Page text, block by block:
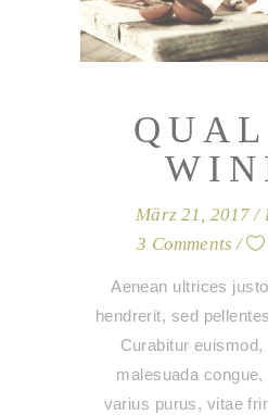
März 21, 2017
3 Comments
Aenean ultrices
hendrerit, sed
Curabitur
malesuada
varius purus, vitae